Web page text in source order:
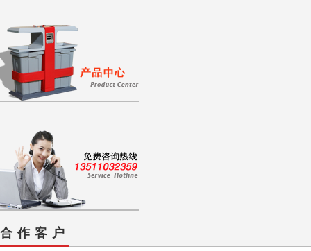
合作客户